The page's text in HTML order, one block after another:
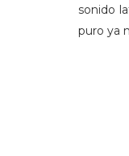
sonido
puro ya